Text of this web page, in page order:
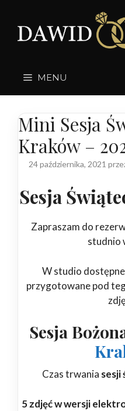
MENU
Mini Sesja
Kraków –
24 października, 2021
Sesja
Zapraszam do
studnio
W studio
przygotowane pod
Sesja
Czas trwania sesji
5 zdjęć w wersji